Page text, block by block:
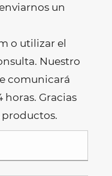
un
o utilizar el
Nuestro
comunicará
Gracias
productos.